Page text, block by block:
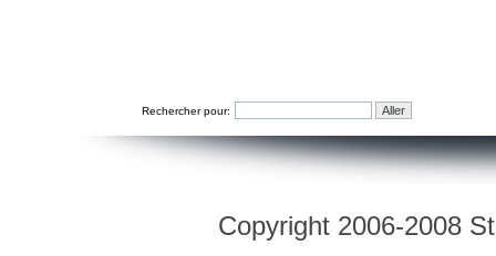
Rechercher pour:
Copyright 2006-2008